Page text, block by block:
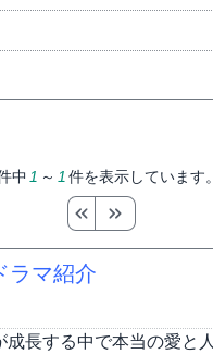
中 1 ～ 1 件を表示しています。
ラマ紹介
長する中で本当の愛と